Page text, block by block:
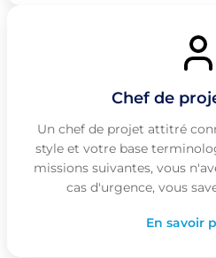
Chef de
Un chef de projet attitré
style et votre base
missions suivantes, vous
cas d'urgence, vous
En savoir